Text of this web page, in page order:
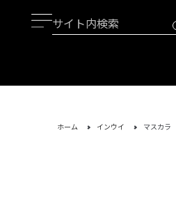
ホーム インウイ マスカラ